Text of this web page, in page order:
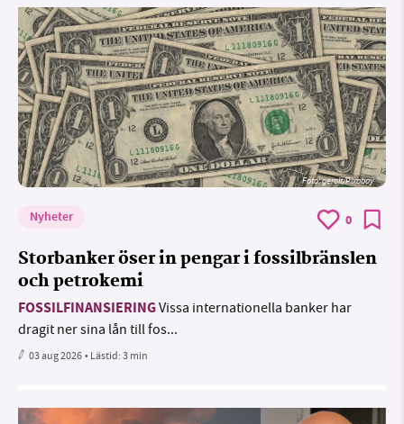
Foto:geralt/Pixabay
Nyheter 0
Storbanker öser in pengar i fossilbränslen
och petrokemi
FOSSILFINANSIERINGVissa internationella banker har
dragit ner sina lån till fos...
03 aug 2026• Lästid:3 min